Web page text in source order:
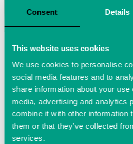
Consent Details
This website uses cookies
We use cookies to personalise
social media features and to
share information about your
media, advertising and analytics
combine it with other information
them or that they’ve collected
services.